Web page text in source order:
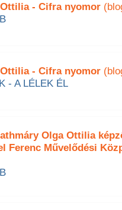
- Cifra nyomor
- Cifra nyomor
- A LÉLEK ÉL
Olga Ottilia
Ferenc Művelődési